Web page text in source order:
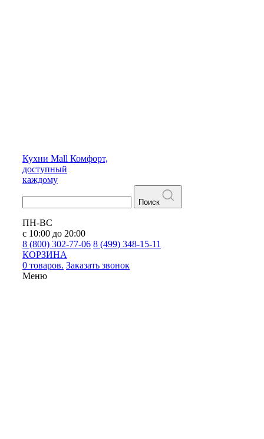
Кухни Mall Комфорт,
доступный
каждому
Поиск
ПН-ВС
с 10:00 до 20:00
8 (800) 302-77-06 8 (499) 348-15-11
КОРЗИНА
0 товаров. Заказать звонок
Меню